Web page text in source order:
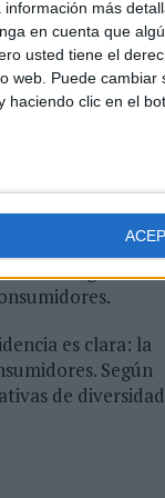
más
en cuenta que
usted tiene el
web. Puede
clic en el
basta con
también en los
inclusión es un
afirman que
según
la
o
deben
estratégicos
es clara: la
Según
de diversidad